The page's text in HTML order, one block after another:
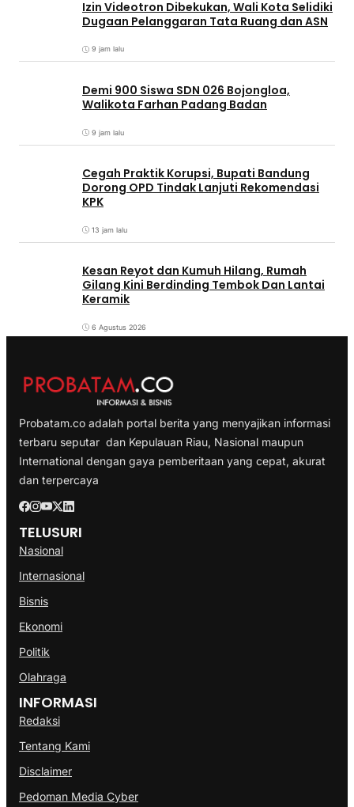
Izin Videotron Dibekukan, Wali Kota Selidiki
Dugaan Pelanggaran Tata Ruang dan ASN
9 jam lalu
Demi 900 Siswa SDN 026 Bojongloa,
Walikota Farhan Padang Badan
9 jam lalu
Cegah Praktik Korupsi, Bupati Bandung
Dorong OPD Tindak Lanjuti Rekomendasi
KPK
13 jam lalu
Kesan Reyot dan Kumuh Hilang, Rumah
Gilang Kini Berdinding Tembok Dan Lantai
Keramik
6 Agustus 2026
Probatam.co adalah portal berita yang menyajikan informasi
terbaru seputar dan Kepulauan Riau, Nasional maupun
International dengan gaya pemberitaan yang cepat, akurat
dan terpercaya
TELUSURI
Nasional
Internasional
Bisnis
Ekonomi
Politik
Olahraga
INFORMASI
Redaksi
Tentang Kami
Disclaimer
Pedoman Media Cyber